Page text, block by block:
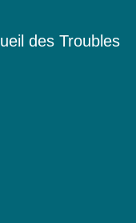
des Troubles